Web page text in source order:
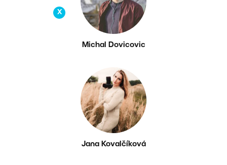
X
Michal Dovicovic
Jana Kovalčíková